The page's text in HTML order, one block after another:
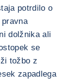
potrdilo o
dolžnika ali
se
tožbo z
zapadlega